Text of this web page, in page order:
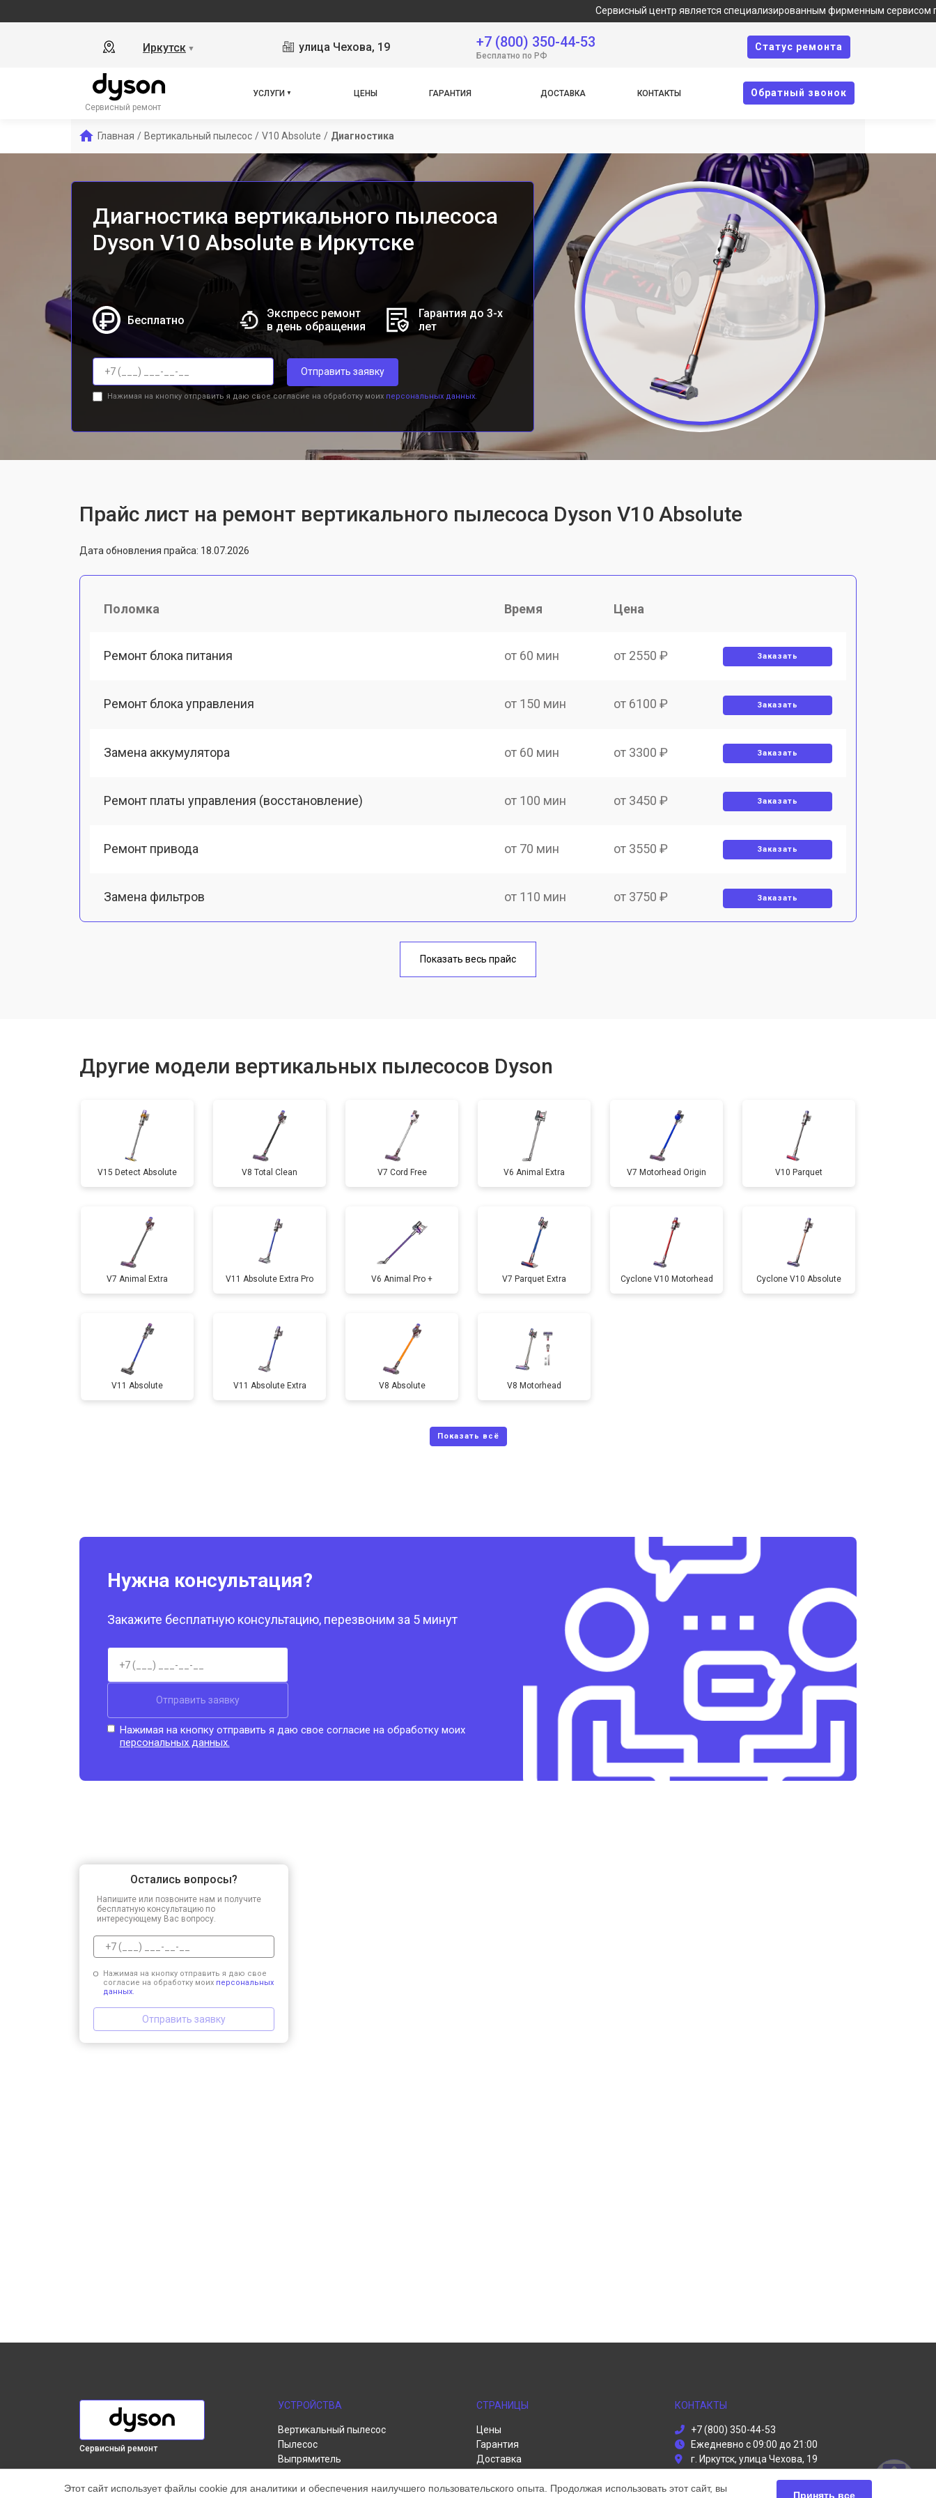
Сервисный центр является специализированным фирменным сервисом по
Иркутск ▼ улица Чехова, 19 +7 (800) 350-44-53
Бесплатно по РФ
Cтатус ремонта
Сервисный ремонт
УСЛУГИ ЦЕНЫ ГАРАНТИЯ ДОСТАВКА КОНТАКТЫ Oбратный звонок
Главная / Вертикальный пылесос / V10 Absolute / Диагностика
Диагностика вертикального пылесоса
Dyson V10 Absolute в Иркутске
Бесплатно
Экспресс ремонт
в день обращения
Гарантия до 3-х
лет
Отправить заявку
Нажимая на кнопку отправить я даю свое согласие на обработку моих персональных данных.
Прайс лист на ремонт вертикального пылесоса Dyson V10 Absolute
Дата обновления прайса: 18.07.2026
Поломка Время Цена
Ремонт блока питания от 60 мин от 2550 ₽ Заказать
Ремонт блока управления от 150 мин от 6100 ₽ Заказать
Замена аккумулятора от 60 мин от 3300 ₽ Заказать
Ремонт платы управления (восстановление) от 100 мин от 3450 ₽ Заказать
Ремонт привода от 70 мин от 3550 ₽ Заказать
Замена фильтров от 110 мин от 3750 ₽ Заказать
от 80 мин
Показать весь прайс
Другие модели вертикальных пылесосов Dyson
V15 Detect Absolute V8 Total Clean V7 Cord Free V6 Animal Extra V7 Motorhead Origin V10 Parquet
V7 Animal Extra V11 Absolute Extra Pro V6 Animal Pro + V7 Parquet Extra Cyclone V10 Motorhead Cyclone V10 Absolute
V11 Absolute V11 Absolute Extra V8 Absolute V8 Motorhead
Нужна консультация?
Закажите бесплатную консультацию, перезвоним за 5 минут
Отправить заявку
Нажимая на кнопку отправить я даю свое согласие на обработку моих
персональных данных.
Остались вопросы?
Напишите или позвоните нам и получите
бесплатную консультацию по
интересующему Вас вопросу.
Нажимая на кнопку отправить я даю свое
согласие на обработку моих персональных
данных.
Отправить заявку
Сервисный ремонт
УСТРОЙСТВА
Вертикальный пылесос
Пылесос
Выпрямитель
Стайлер
СТРАНИЦЫ
Цены
Гарантия
Доставка
Карта сайта
КОНТАКТЫ
+7 (800) 350-44-53
Ежедневно с 09:00 до 21:00
г. Иркутск, улица Чехова, 19
Политика конфиденциальности
Этот сайт использует файлы cookie для аналитики и обеспечения наилучшего пользовательского опыта. Продолжая использовать этот сайт, вы
Принять все